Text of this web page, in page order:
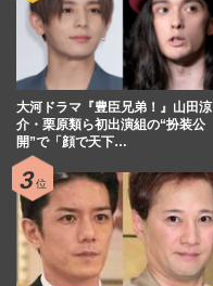
大河ドラマ『豊臣兄弟！』山田涼
介・栗原類ら初出演組の“扮装公
開”で「顔で天下…